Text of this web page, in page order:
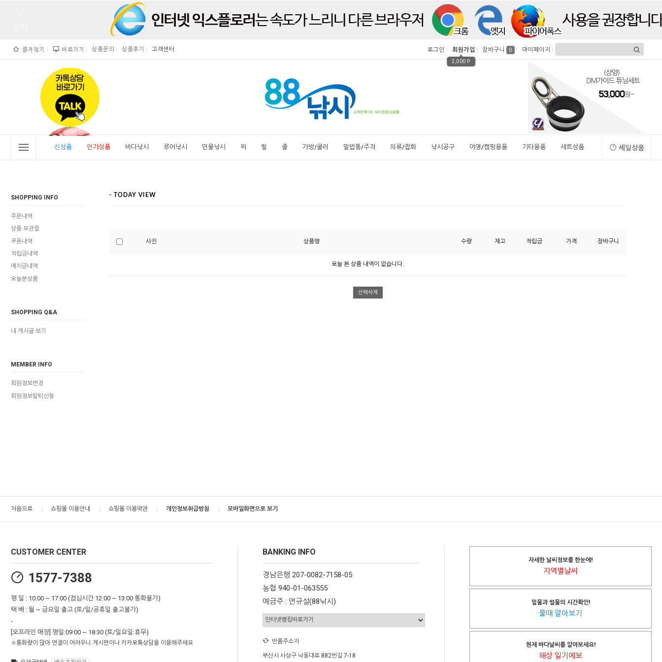
즐겨찾기 바로가기 상품문의 상품후기 고객센터 로그인 회원가입
2,000 P
장바구니 0 마이페이지
">
" alt="비린내">
신상품 인기상품 바다낚시 루어낚시 민물낚시 찌 릴 줄 가방/쿨러 밑밥통/주걱 의류/잡화 낚시공구 야영/캠핑용품 기타용품 세트상품 세일상품
SHOPPING INFO
주문내역
상품 보관함
쿠폰내역
적립금내역
예치금내역
오늘본상품
SHOPPING Q&A
내 게시글 보기
MEMBER INFO
회원정보변경
회원정보탈퇴신청
- TODAY VIEW
사진 상품명 수량 재고 적립금 가격 장바구니
오늘 본 상품 내역이 없습니다.
선택삭제
처음으로 쇼핑몰 이용안내 쇼핑몰 이용약관 개인정보취급방침 모바일화면으로 보기
CUSTOMER CENTER
1577-7388
평 일 : 10:00 ~ 17:00 (점심시간 12:00 ~ 13:00 통화불가)
택 배 : 월 ~ 금요일 출고 (토/일/공휴일 출고불가)
-
[오프라인 매장] 평일:09:00 ~ 18:30 (토/일요일:휴무)
※통화량이 많아 연결이 어려우니 게시판이나 카카오톡상담을 이용해주세요
BANKING INFO
경남은행 207-0082-7158-05
농협 940-01-063555
예금주 : 연규설(88낚시)
반품주소지
부산시 사상구 낙동대로 882번길 7-18
자세한 날씨정보를 한눈에!
지역별날씨
밀물과 썰물의 시간확인!
물때 알아보기
현재 바다날씨를 알아보세요!
해상 일기예보